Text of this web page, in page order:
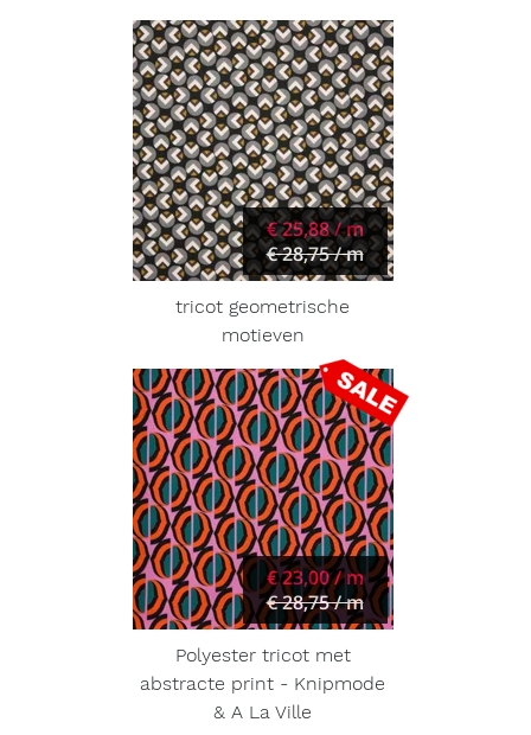
€ 25,88 / m
€ 28,75 / m
tricot geometrische
motieven
€ 23,00 / m
€ 28,75 / m
Polyester tricot met
abstracte print - Knipmode
& A La Ville